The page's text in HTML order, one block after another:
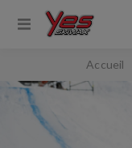
Accueil